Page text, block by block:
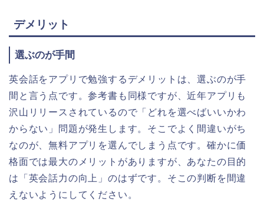
デメリット
選ぶのが手間
英会話をアプリで勉強するデメリットは、選ぶのが手
間と言う点です。参考書も同様ですが、近年アプリも
沢山リリースされているので「どれを選べばいいかわ
からない」問題が発生します。そこでよく間違いがち
なのが、無料アプリを選んでしまう点です。確かに価
格面では最大のメリットがありますが、あなたの目的
は「英会話力の向上」のはずです。そこの判断を間違
えないようにしてください。